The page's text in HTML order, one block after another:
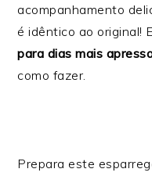
acompanhamento
é idêntico ao original!
para dias mais
como fazer.
Prepara este